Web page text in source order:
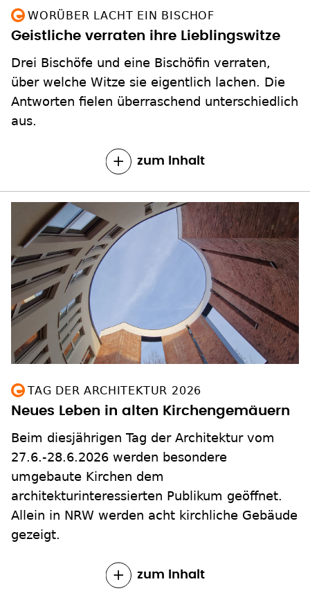
WORÜBER LACHT EIN BISCHOF
Geistliche verraten ihre Lieblingswitze
Drei Bischöfe und eine Bischöfin verraten,
über welche Witze sie eigentlich lachen. Die
Antworten fielen überraschend unterschiedlich
aus.
zum Inhalt
TAG DER ARCHITEKTUR 2026
Neues Leben in alten Kirchengemäuern
Beim diesjährigen Tag der Architektur vom
27.6.-28.6.2026 werden besondere
umgebaute Kirchen dem
architekturinteressierten Publikum geöffnet.
Allein in NRW werden acht kirchliche Gebäude
gezeigt.
zum Inhalt